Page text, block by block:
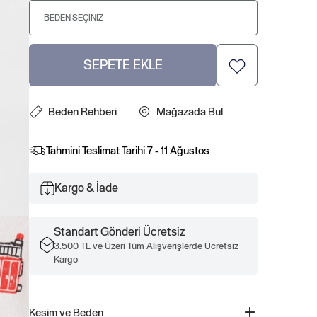
BEDEN SEÇINIZ
SEPETE EKLE
Beden Rehberi Mağazada Bul
Tahmini Teslimat Tarihi7 - 11 Ağustos
Kargo & İade
Standart Gönderi Ücretsiz
3.500 TL ve Üzeri Tüm Alışverişlerde Ücretsiz
Kargo
Kesim ve Beden